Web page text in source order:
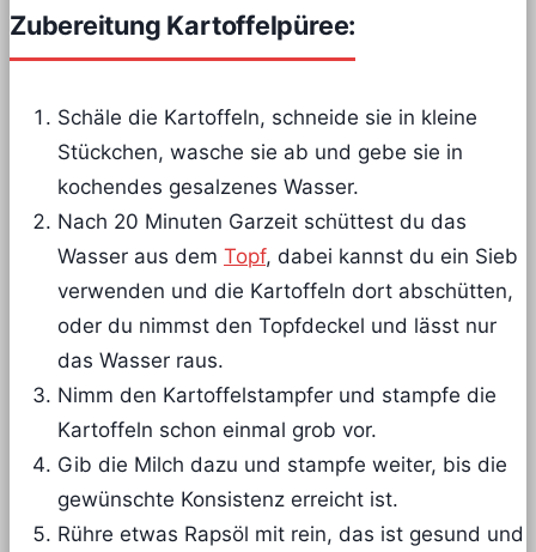
Zubereitung Kartoffelpüree:
Schäle die Kartoffeln, schneide sie in kleine
Stückchen, wasche sie ab und gebe sie in
kochendes gesalzenes Wasser.
Nach 20 Minuten Garzeit schüttest du das
Wasser aus dem Topf, dabei kannst du ein Sieb
verwenden und die Kartoffeln dort abschütten,
oder du nimmst den Topfdeckel und lässt nur
das Wasser raus.
Nimm den Kartoffelstampfer und stampfe die
Kartoffeln schon einmal grob vor.
Gib die Milch dazu und stampfe weiter, bis die
gewünschte Konsistenz erreicht ist.
Rühre etwas Rapsöl mit rein, das ist gesund und